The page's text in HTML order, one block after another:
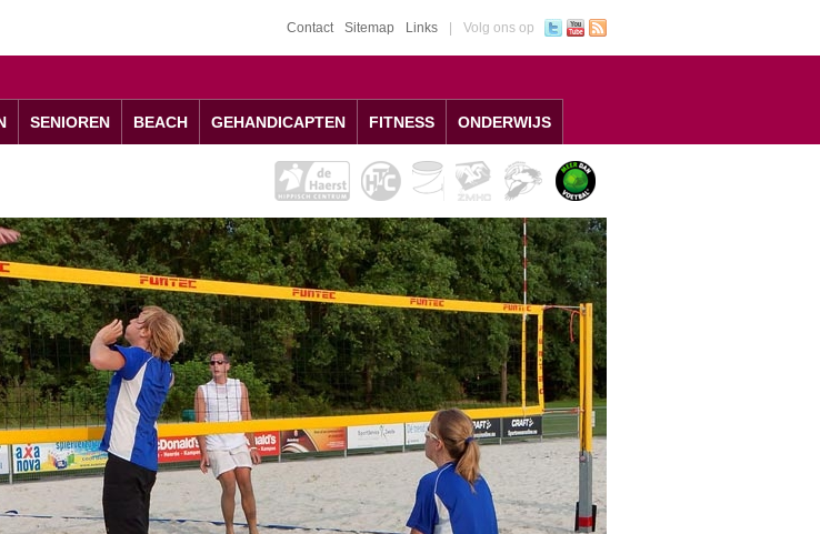
Contact Sitemap Links Volg ons op
SENIOREN BEACH GEHANDICAPTEN FITNESS ONDERWIJS